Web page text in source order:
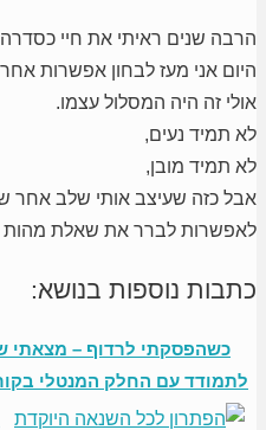
הרבה שנים ראיתי את חיי
היום אני מעז לבחון אפשרות
אולי זה היה המסלול עצמו.
לא תמיד נעים,
לא תמיד מובן,
אבל כזה שעיצב אותי שלב אחר
לאפשרות לברר את שאלת מהות
כתבות נוספות בנושא:
כשהפסקתי לרדוף – מצאתי
לתמודד עם החלק המנטלי